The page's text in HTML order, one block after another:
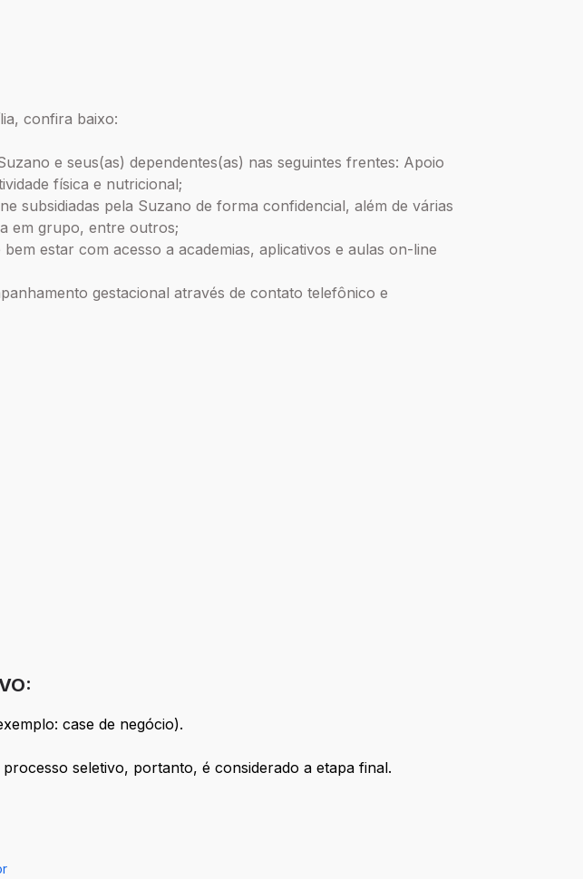
confira baixo:
e seus(as) dependentes(as) nas seguintes frentes: Apoio
física e nutricional;
subsidiadas pela Suzano de forma confidencial, além de várias
em grupo, entre outros;
estar com acesso a academias, aplicativos e aulas on-line
gestacional através de contato telefônico e
case de negócio).
seletivo, portanto, é considerado a etapa final.